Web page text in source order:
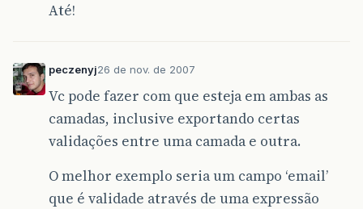
Até!
peczenyj26 de nov. de 2007
Vc pode fazer com que esteja em ambas as
camadas, inclusive exportando certas
validações entre uma camada e outra.
O melhor exemplo seria um campo ‘email’
que é validade através de uma expressão